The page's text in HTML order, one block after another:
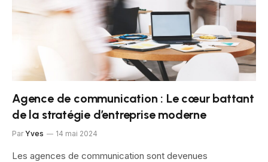
Agence de communication : Le cœur battant
de la stratégie d’entreprise moderne
Par Yves 14 mai 2024
Les agences de communication sont devenues